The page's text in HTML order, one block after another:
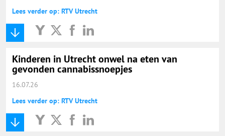
Lees verder op: RTV Utrecht
Kinderen in Utrecht onwel na eten van
gevonden cannabissnoepjes
16.07.26
Lees verder op: RTV Utrecht